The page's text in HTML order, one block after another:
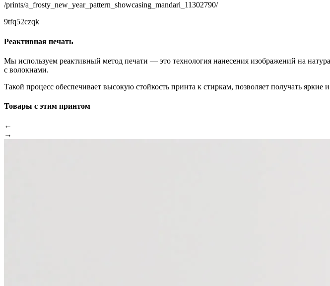
/prints/a_frosty_new_year_pattern_showcasing_mandari_11302790/
9tfq52czqk
Реактивная печать
Мы используем реактивный метод печати — это технология нанесения изображений на
с волокнами.
Такой процесс обеспечивает высокую стойкость принта к стиркам, позволяет получать
Товары с этим принтом
←
→